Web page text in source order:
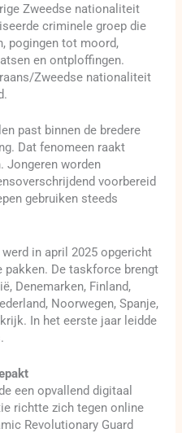
Zweedse nationaliteit
criminele groep die
pogingen tot moord,
en ontploffingen.
Zweedse nationaliteit
past binnen de bredere
Dat fenomeen raakt
Jongeren worden
voorbereid
gebruiken steeds
in april 2025 opgericht
De taskforce brengt
Denemarken, Finland,
Noorwegen, Spanje,
In het eerste jaar leidde
een opvallend digitaal
richtte zich tegen online
Revolutionary Guard